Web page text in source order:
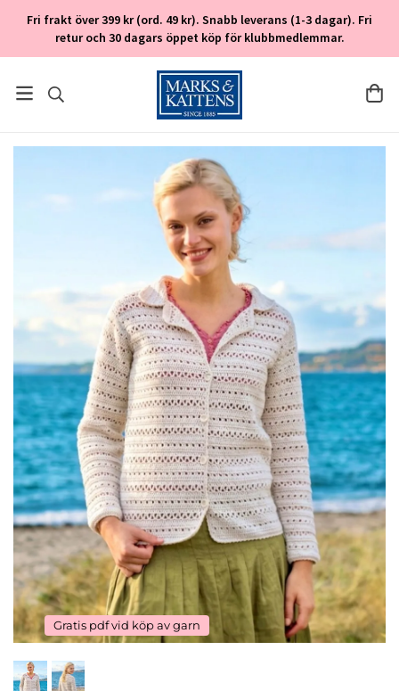
Fri frakt över 399 kr (ord. 49 kr). Snabb leverans (1-3 dagar). Fri
retur och 30 dagars öppet köp för klubbmedlemmar.
Gratis pdf vid köp av garn